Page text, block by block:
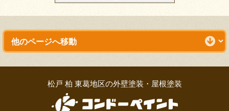
松戸 柏 東葛地区の外壁塗装・屋根塗装